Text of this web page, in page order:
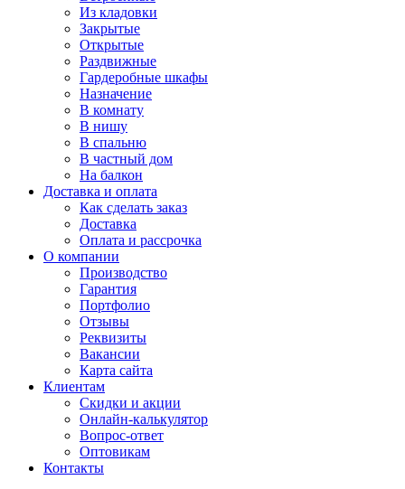
Из кладовки
Закрытые
Открытые
Раздвижные
Гардеробные шкафы
Назначение
В комнату
В нишу
В спальню
В частный дом
На балкон
Доставка и оплата
Как сделать заказ
Доставка
Оплата и рассрочка
О компании
Производство
Гарантия
Портфолио
Отзывы
Реквизиты
Вакансии
Карта сайта
Клиентам
Скидки и акции
Онлайн-калькулятор
Вопрос-ответ
Оптовикам
Контакты